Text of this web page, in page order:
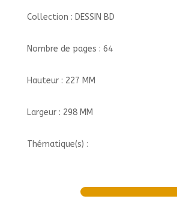
Collection : DESSIN BD
Nombre de pages : 64
Hauteur : 227 MM
Largeur : 298 MM
Thématique(s) :